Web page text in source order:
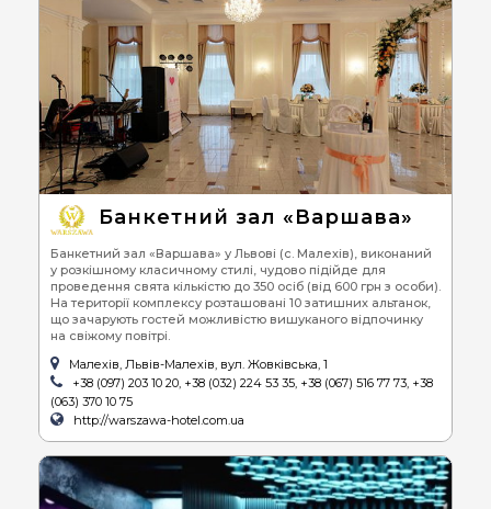
Банкетний зал «Варшава»
Банкетний зал «Варшава» у Львові (с. Малехів), виконаний
у розкішному класичному стилі, чудово підійде для
проведення свята кількістю до 350 осіб (від 600 грн з особи).
На території комплексу розташовані 10 затишних альтанок,
що зачарують гостей можливістю вишуканого відпочинку
на свіжому повітрі.
Малехів, Львів-Малехів, вул. Жовківська, 1
+38 (097) 203 10 20, +38 (032) 224 53 35, +38 (067) 516 77 73, +38
(063) 370 10 75
http://warszawa-hotel.com.ua